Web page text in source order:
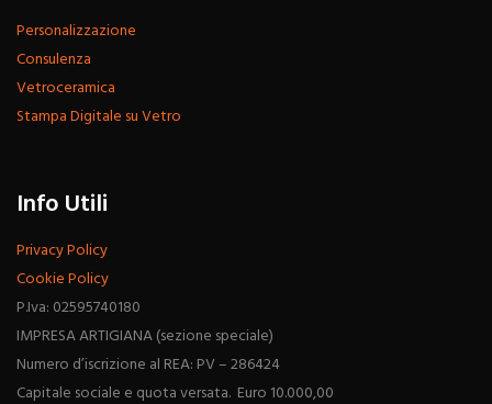
Personalizzazione
Consulenza
Vetroceramica
Stampa Digitale su Vetro
Info Utili
Privacy Policy
Cookie Policy
P.Iva: 02595740180
IMPRESA ARTIGIANA (sezione speciale)
Numero d’iscrizione al REA: PV – 286424
Capitale sociale e quota versata. Euro 10.000,00